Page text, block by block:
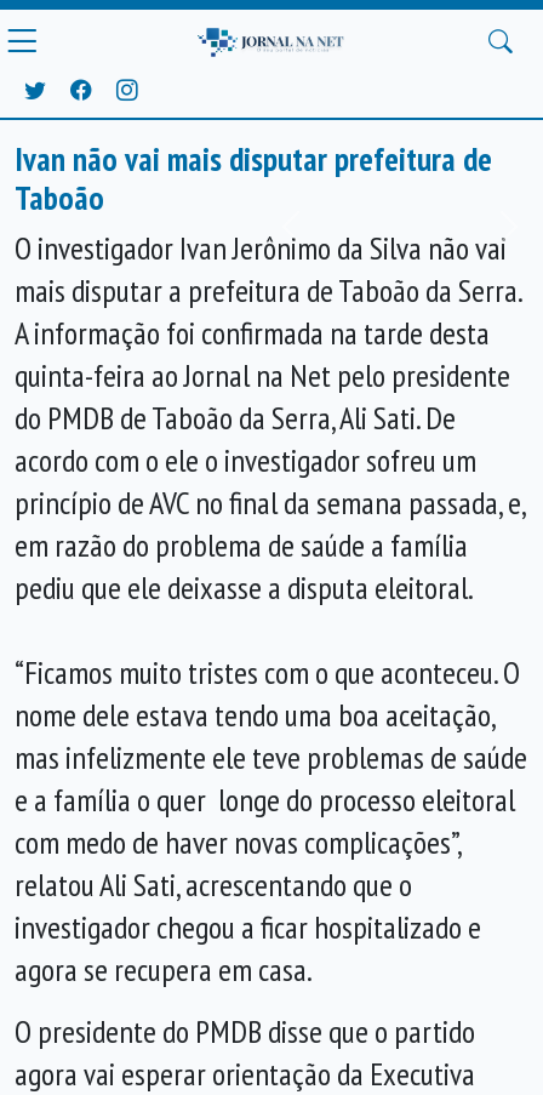
Ivan não vai mais disputar prefeitura de
Taboão
Anterior
O investigador Ivan Jerônimo da Silva não vai
mais disputar a prefeitura de Taboão da Serra.
A informação foi confirmada na tarde desta
quinta-feira ao Jornal na Net pelo presidente
do PMDB de Taboão da Serra, Ali Sati. De
acordo com o ele o investigador sofreu um
princípio de AVC no final da semana passada, e,
em razão do problema de saúde a família
pediu que ele deixasse a disputa eleitoral.
“Ficamos muito tristes com o que aconteceu. O
nome dele estava tendo uma boa aceitação,
mas infelizmente ele teve problemas de saúde
e a família o quer longe do processo eleitoral
com medo de haver novas complicações”,
relatou Ali Sati, acrescentando que o
investigador chegou a ficar hospitalizado e
agora se recupera em casa.
O presidente do PMDB disse que o partido
agora vai esperar orientação da Executiva